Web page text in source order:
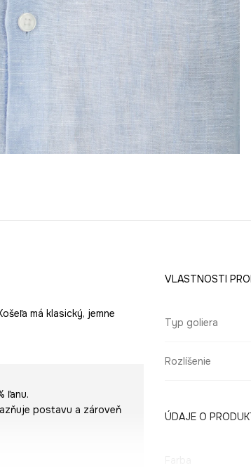
má klasický, jemne
ľanu.
postavu a zároveň
VLASTNOSTI
Typ goliera
Rozlíšenie
ÚDAJE O